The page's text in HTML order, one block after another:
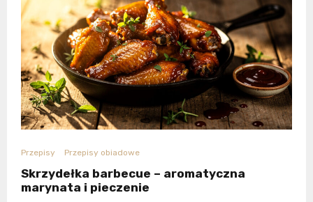
Przepisy Przepisy obiadowe
Skrzydełka barbecue – aromatyczna
marynata i pieczenie